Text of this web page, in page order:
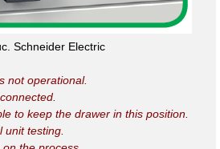
Schneider Electric
not operational.
to keep the drawer in this position.
unit testing.